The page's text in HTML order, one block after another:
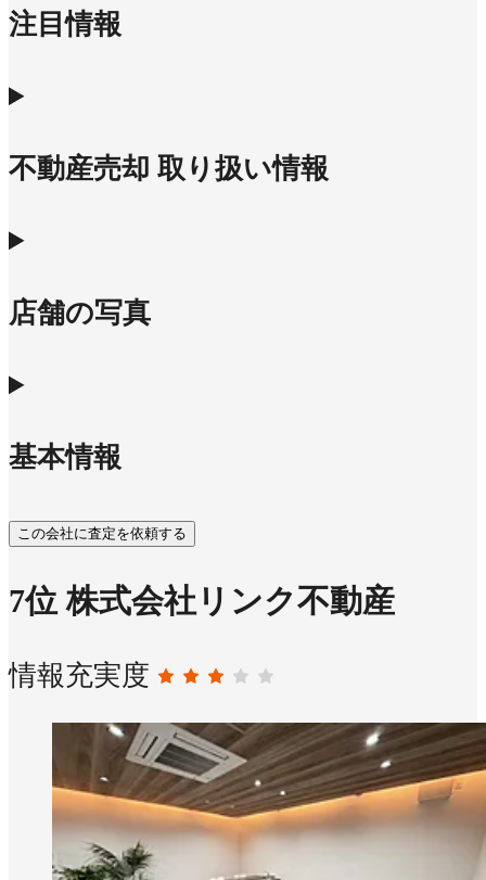
注目情報
不動産売却 取り扱い情報
店舗の写真
基本情報
この会社に査定を依頼する
7位株式会社リンク不動産
情報充実度